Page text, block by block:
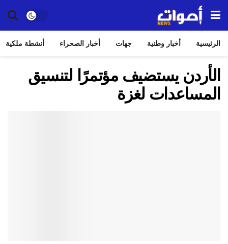
الرئيسية أخبار وطنية جهات أخبار الصحراء أنشطة ملكية
الأردن يستضيف مؤتمرًا لتنسيق
المساعدات لغزة